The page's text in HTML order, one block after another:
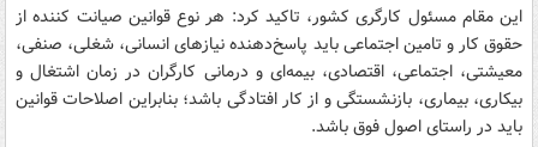
این مقام مسئول کارگری کشور، تاکید کرد: هر نوع قوانین صیانت کننده از
حقوق کار و تامین اجتماعی باید پاسخ‌دهنده نیازهای انسانی، شغلی، صنفی،
معیشتی، اجتماعی، اقتصادی، بیمه‌ای و درمانی کارگران در زمان اشتغال و
بیکاری، بیماری، بازنشستگی و از کار افتادگی باشد؛ بنابراین اصلاحات قوانین
باید در راستای اصول فوق باشد.